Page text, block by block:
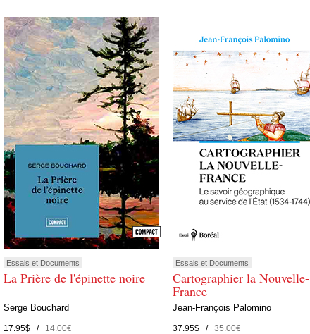
Essais et Documents
La Prière de l'épinette noire
Serge Bouchard
17.95$ /14.00€
Essais et Documents
Cartographier la Nouvelle-
France
Jean-François Palomino
37.95$ /35.00€